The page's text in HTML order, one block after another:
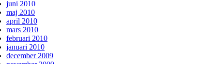
juni 2010
maj 2010
april 2010
mars 2010
februari 2010
januari 2010
december 2009